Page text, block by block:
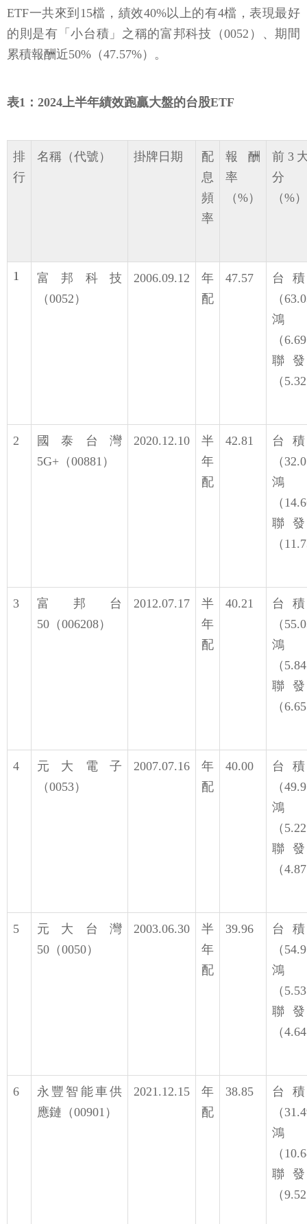
ETF一共來到15檔，績效40%以上的有4檔，表現最好
的則是有「小台積」之稱的富邦科技（0052）、期間
累積報酬近50%（47.57%）。
表1：2024上半年績效跑贏大盤的台股ETF
排
行
名稱（代號） 掛牌日期
配
息
頻
率
報酬
率
（%）
前3
分
（%）
1
富邦科技
（0052）
2006.09.12
年
配
47.57
台
（
鴻
（
聯
（
2
國泰台灣
5G+（00881）
2020.12.10
半
年
配
42.81
台
（
鴻
（
聯
（
3
富邦台
50（006208）
2012.07.17
半
年
配
40.21
台
（
鴻
（
聯
（
4
元大電子
（0053）
2007.07.16
年
配
40.00
台
（
鴻
（
聯
（
5
元大台灣
50（0050）
2003.06.30
半
年
配
39.96
台
（
鴻
（
聯
（
6
永豐智能車供
應鏈（00901）
2021.12.15
年
配
38.85
台
（
鴻
（
聯
（